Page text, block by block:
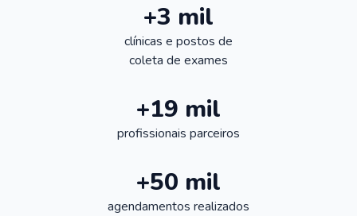
+3 mil
clínicas e postos de
coleta de exames
+19 mil
profissionais parceiros
+50 mil
agendamentos realizados